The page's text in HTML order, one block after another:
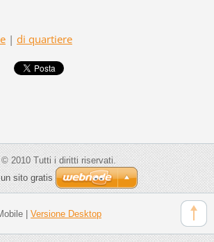
| di quartiere
© 2010 Tutti i diritti riservati.
sito gratis
| Versione Desktop